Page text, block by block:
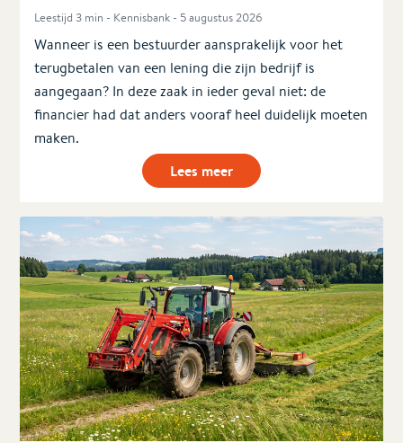
Leestijd 3 min - Kennisbank - 5 augustus 2026
Wanneer is een bestuurder aansprakelijk voor het
terugbetalen van een lening die zijn bedrijf is
aangegaan? In deze zaak in ieder geval niet: de
financier had dat anders vooraf heel duidelijk moeten
maken.
Lees meer